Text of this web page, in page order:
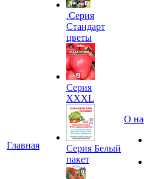
Главная
.Серия
Стандарт
цветы
Серия
XXXL
Серия Белый
пакет
О